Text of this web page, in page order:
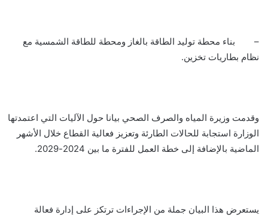
– بناء محطة توليد الطاقة بالغاز ومحطة للطاقة الشمسية مع
نظام بطاريات تخزين.
وقدمت وزيرة المياه والصرف الصحي بيانا حول الآليات التي اعتمدتها
الوزارة استجابة للحالات الطارئة وتعزيز فعالية القطاع خلال الأشهر
الماضية بالإضافة إلى خطة العمل للفترة ما بين 2024-2029.
يستعرض هذا البيان جملة من الإجراءات ترتكز على إدارة فعالة